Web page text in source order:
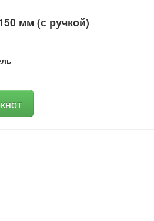
мм (с ручкой)